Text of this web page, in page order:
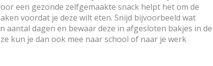
een gezonde zelfgemaakte snack helpt het om de
voordat je deze wilt eten. Snijd bijvoorbeeld wat
aantal dagen en bewaar deze in afgesloten bakjes in de
kun je dan ook mee naar school of naar je werk